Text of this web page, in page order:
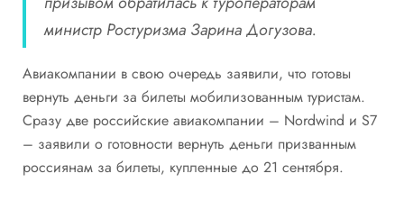
министр Ростуризма Зарина Догузова.
Авиакомпании в свою очередь заявили, что готовы
вернуть деньги за билеты мобилизованным туристам.
Сразу две российские авиакомпании – Nordwind и S7
– заявили о готовности вернуть деньги призванным
россиянам за билеты, купленные до 21 сентября.